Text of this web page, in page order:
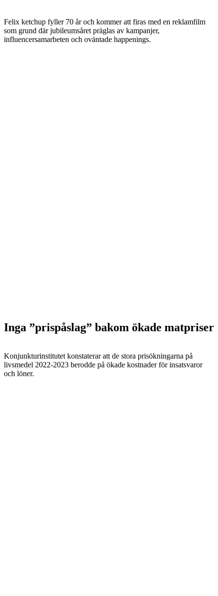
Felix ketchup fyller 70 år och kommer att firas med en reklamfilm
som grund där jubileumsåret präglas av kampanjer,
influencersamarbeten och oväntade happenings.
Inga ”prispåslag” bakom ökade matpriser
Konjunkturinstitutet konstaterar att de stora prisökningarna på
livsmedel 2022-2023 berodde på ökade kostnader för insatsvaror
och löner.